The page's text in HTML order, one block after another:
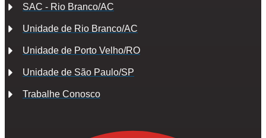
SAC - Rio Branco/AC
Unidade de Rio Branco/AC
Unidade de Porto Velho/RO
Unidade de São Paulo/SP
Trabalhe Conosco